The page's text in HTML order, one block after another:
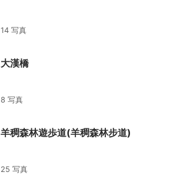
14 写真
大漢橋
8 写真
羊稠森林遊歩道(羊稠森林步道)
25 写真